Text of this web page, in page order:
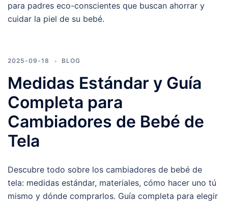
para padres eco-conscientes que buscan ahorrar y
cuidar la piel de su bebé.
2025-09-18 BLOG
Medidas Estándar y Guía
Completa para
Cambiadores de Bebé de
Tela
Descubre todo sobre los cambiadores de bebé de
tela: medidas estándar, materiales, cómo hacer uno tú
mismo y dónde comprarlos. Guía completa para elegir